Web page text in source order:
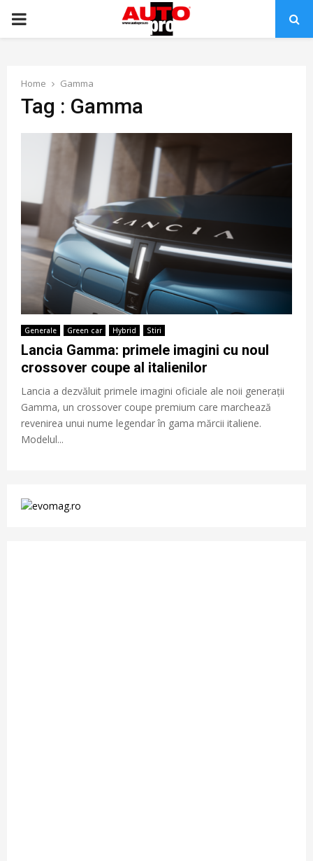
PRIMARY
Home Gamma
Tag : Gamma
Generale Green car Hybrid Stiri
Lancia Gamma: primele imagini cu noul
crossover coupe al italienilor
Lancia a dezvăluit primele imagini oficiale ale noii generații
Gamma, un crossover coupe premium care marchează
revenirea unui nume legendar în gama mărcii italiene.
Modelul...